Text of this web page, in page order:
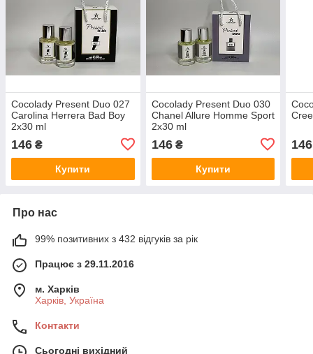
Cocolady Present Duo 027
Carolina Herrera Bad Boy
2x30 ml
146 ₴
Купити
Cocolady Present Duo 030
Chanel Allure Homme Sport
2x30 ml
146₴
Купити
146
Про нас
99% позитивних з 432 відгуків за рік
Працює з 29.11.2016
м. Харків
Харків, Україна
Контакти
Сьогодні вихідний